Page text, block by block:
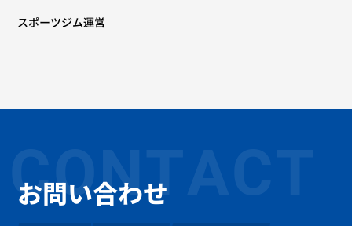
スポーツジム運営
お問い合わせ
CONTACT